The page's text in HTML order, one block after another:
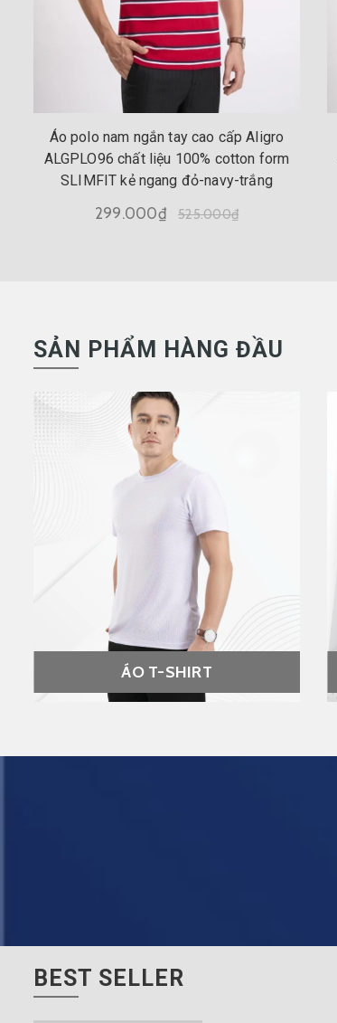
Áo polo nam ngắn tay cao cấp Aligro
ALGPLO96 chất liệu 100% cotton form
SLIMFIT kẻ ngang đỏ-navy-trắng
299.000₫ 525.000₫
SẢN PHẨM HÀNG ĐẦU
ÁO T-SHIRT
BEST SELLER